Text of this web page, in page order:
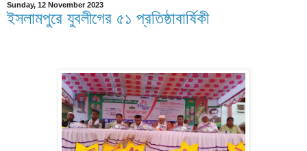
Sunday, 12 November 2023
ইসলামপুরে যুবলীগের ৫১ প্রতিষ্ঠাবার্ষিকী